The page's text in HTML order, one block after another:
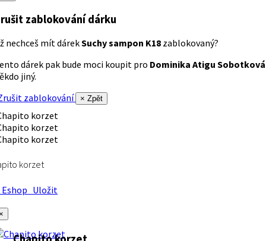
zablokování dárku
nechceš mít dárekSuchy sampon K18 zablokovaný?
dárek pak bude moci koupit pro Dominika Atigu Sobotková
jiný.
zablokování
× Zpět
korzet
Uložit